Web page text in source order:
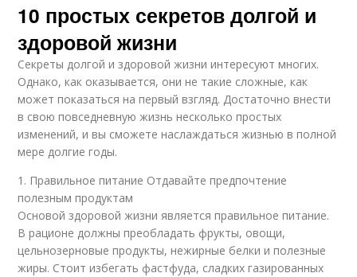
10 простых секретов долгой и
здоровой жизни
Секреты долгой и здоровой жизни интересуют многих.
Однако, как оказывается, они не такие сложные, как
может показаться на первый взгляд. Достаточно внести
в свою повседневную жизнь несколько простых
изменений, и вы сможете наслаждаться жизнью в полной
мере долгие годы.
1. Правильное питание Отдавайте предпочтение
полезным продуктам
Основой здоровой жизни является правильное питание.
В рационе должны преобладать фрукты, овощи,
цельнозерновые продукты, нежирные белки и полезные
жиры. Стоит избегать фастфуда, сладких газированных